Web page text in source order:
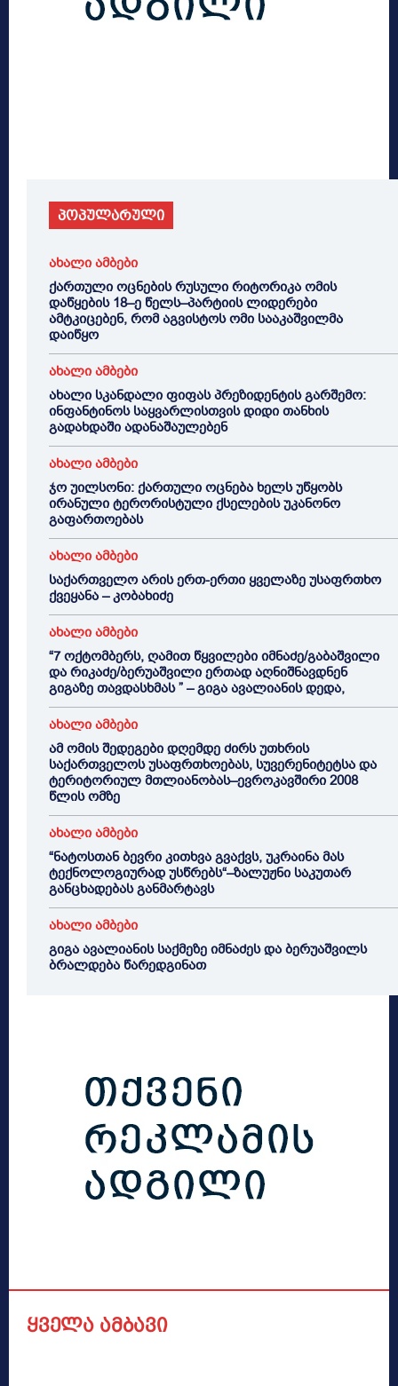
პოპულარული
ახალი ამბები
ქართული ოცნების რუსული რიტორიკა ომის
დაწყების 18–ე წელს–პარტიის ლიდერები
ამტკიცებენ, რომ აგვისტოს ომი სააკაშვილმა
დაიწყო
ახალი ამბები
ახალი სკანდალი ფიფას პრეზიდენტის გარშემო:
ინფანტინოს საყვარლისთვის დიდი თანხის
გადახდაში ადანაშაულებენ
ახალი ამბები
ჯო უილსონი: ქართული ოცნება ხელს უწყობს
ირანული ტერორისტული ქსელების უკანონო
გაფართოებას
ახალი ამბები
საქართველო არის ერთ-ერთი ყველაზე უსაფრთხო
ქვეყანა – კობახიძე
ახალი ამბები
“7 ოქტომბერს, ღამით წყვილები იმნაძე/გაბაშვილი
და რიკაძე/ბერუაშვილი ერთად აღნიშნავდნენ
გიგაზე თავდასხმას ” – გიგა ავალიანის დედა,
ახალი ამბები
ამ ომის შედეგები დღემდე ძირს უთხრის
საქართველოს უსაფრთხოებას, სუვერენიტეტსა და
ტერიტორიულ მთლიანობას–ევროკავშირი 2008
წლის ომზე
ახალი ამბები
“ნატოსთან ბევრი კითხვა გვაქვს, უკრაინა მას
ტექნოლოგიურად უსწრებს“–ზალუჟნი საკუთარ
განცხადებას განმარტავს
ახალი ამბები
გიგა ავალიანის საქმეზე იმნაძეს და ბერუაშვილს
ბრალდება წარედგინათ
ყველა ამბავი